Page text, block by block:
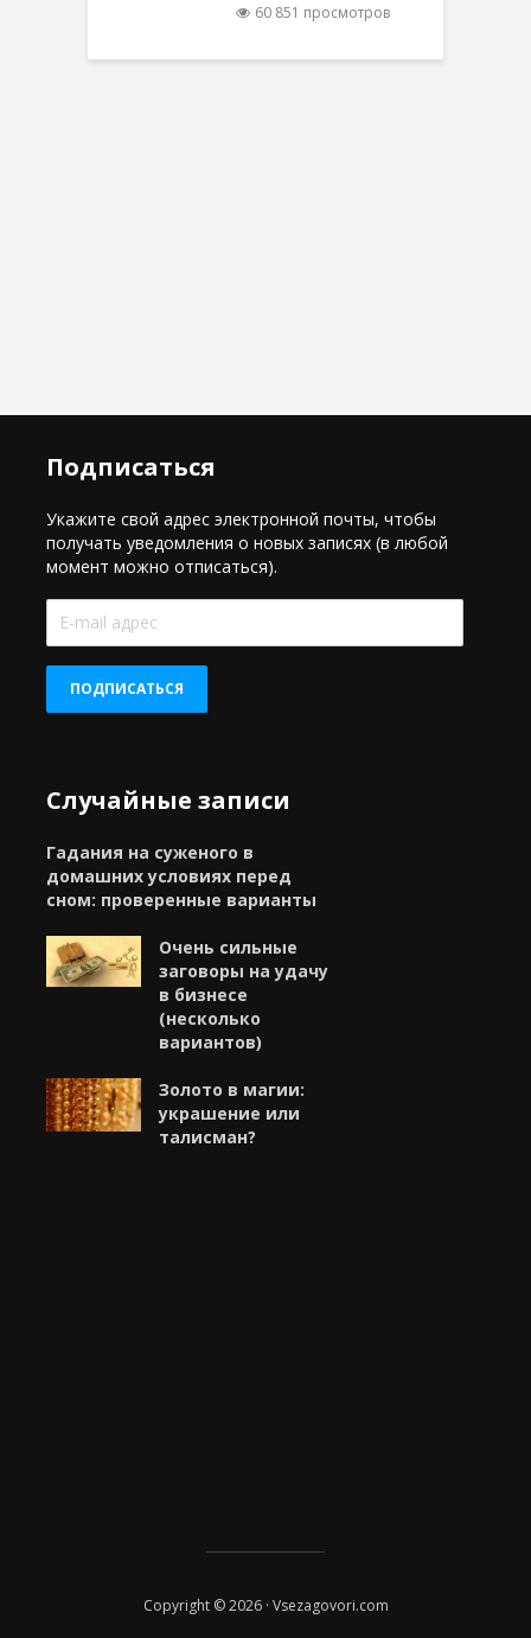
60 851 просмотров
Подписаться
Укажите свой адрес электронной почты, чтобы
получать уведомления о новых записях (в любой
момент можно отписаться).
E-
mail
ПОДПИСАТЬСЯ
Случайные записи
Гадания на суженого в
домашних условиях перед
сном: проверенные варианты
Очень сильные
заговоры на удачу
в бизнесе
(несколько
вариантов)
Золото в магии:
украшение или
талисман?
Copyright © 2026 · Vsezagovori.com